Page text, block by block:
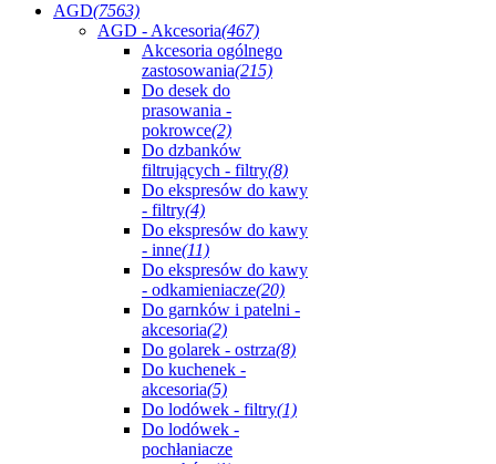
AGD(7563)
AGD - Akcesoria(467)
Akcesoria ogólnego
zastosowania(215)
Do desek do
prasowania -
pokrowce(2)
Do dzbanków
filtrujących - filtry(8)
Do ekspresów do kawy
- filtry(4)
Do ekspresów do kawy
- inne(11)
Do ekspresów do kawy
- odkamieniacze(20)
Do garnków i patelni -
akcesoria(2)
Do golarek - ostrza(8)
Do kuchenek -
akcesoria(5)
Do lodówek - filtry(1)
Do lodówek -
pochłaniacze